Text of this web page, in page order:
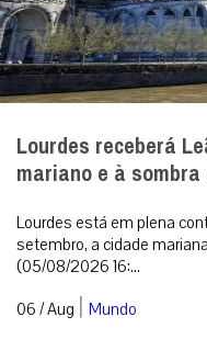
Lourdes receberá
mariano e à
Lourdes está em plena
setembro, a cidade
(05/08/2026 16:...
06 / Aug | Mundo